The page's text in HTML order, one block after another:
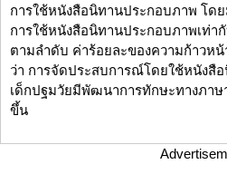
การใช้หนังสือนิทานประกอบภาพ โด
การใช้หนังสือนิทานประกอบภาพเท่า
ตามลำดับ ค่าร้อยละของความก้าวหน้
ว่า การจัดประสบการณ์โดยใช้หนังสื
เด็กปฐมวัยมีพัฒนาการทักษะทางภาษ
ขึ้น